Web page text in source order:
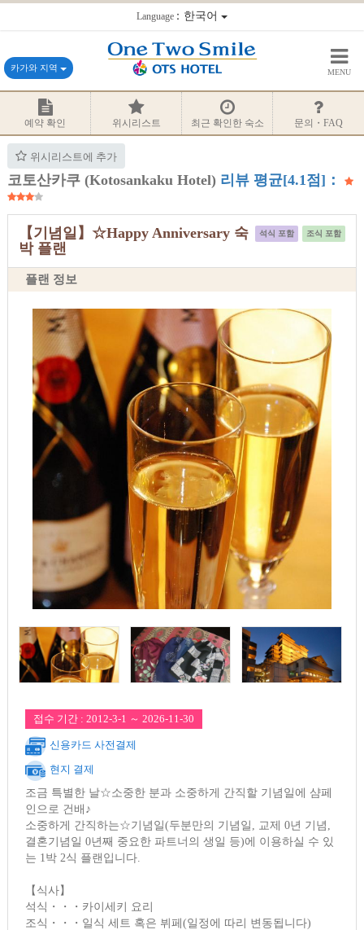
Language：한국어
카가와 지역 MENU
예약 확인 위시리스트 최근 확인한 숙소 문의・FAQ
위시리스트에 추가
코토산카쿠 (Kotosankaku Hotel) 리뷰 평균[4.1점]：
조식 포함
석식 포함
【기념일】☆Happy Anniversary 숙
박 플랜
플랜 정보
접수 기간 : 2012-3-1 ～ 2026-11-30
신용카드 사전결제
현지 결제
조금 특별한 날☆소중한 분과 소중하게 간직할 기념일에 샴페
인으로 건배♪
소중하게 간직하는☆기념일(두분만의 기념일, 교제 0년 기념,
결혼기념일 0년째 중요한 파트너의 생일 등)에 이용하실 수 있
는 1박 2식 플랜입니다.
【식사】
석식・・・카이세키 요리
조식・・・일식 세트 혹은 뷔페(일정에 따리 변동됩니다)